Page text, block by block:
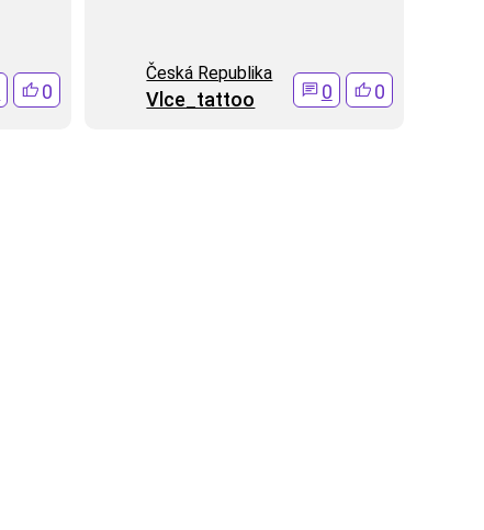
0
Česká Republika
Vlce_tattoo 0 0